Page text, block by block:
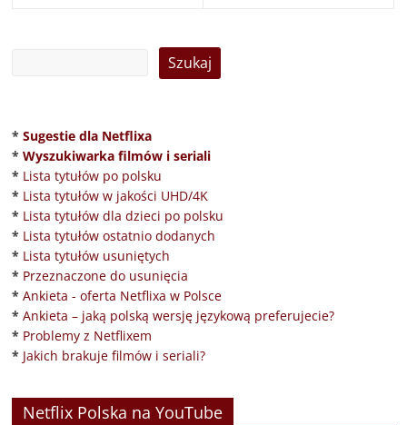
* Sugestie dla Netflixa
* Wyszukiwarka filmów i seriali
* Lista tytułów po polsku
* Lista tytułów w jakości UHD/4K
* Lista tytułów dla dzieci po polsku
* Lista tytułów ostatnio dodanych
* Lista tytułów usuniętych
* Przeznaczone do usunięcia
* Ankieta - oferta Netflixa w Polsce
* Ankieta – jaką polską wersję językową preferujecie?
* Problemy z Netflixem
* Jakich brakuje filmów i seriali?
Netflix Polska na YouTube